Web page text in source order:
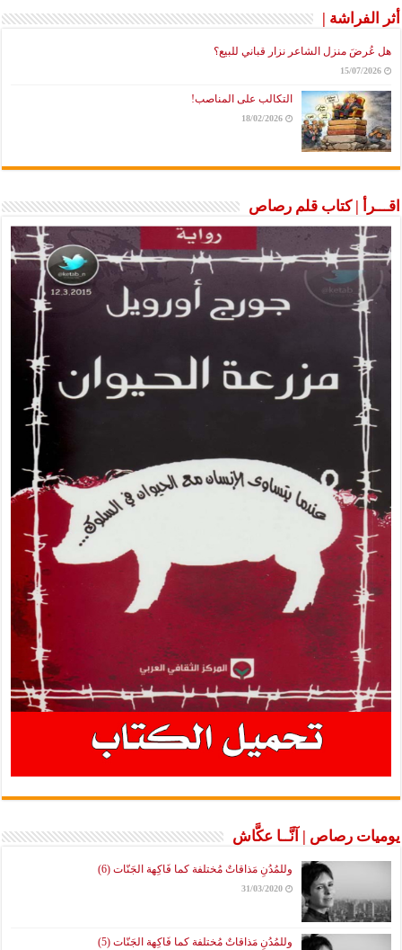
أثر الفراشة |
هل عُرضَ منزل الشاعر نزار قباني للبيع؟
15/07/2026
التكالب على المناصب!
18/02/2026
اقـــرأ | كتاب قلم رصاص
يوميات رصاص | آنَّــا عكَّاش
وللمُدُنِ مَذاقاتٌ مُختلفة كما فَاكِهة الجَنّات (6)
31/03/2020
وللمُدُنِ مَذاقاتٌ مُختلفة كما فَاكِهة الجَنّات (5)